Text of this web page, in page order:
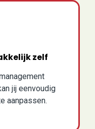
zelf
jij eenvoudig
aanpassen.